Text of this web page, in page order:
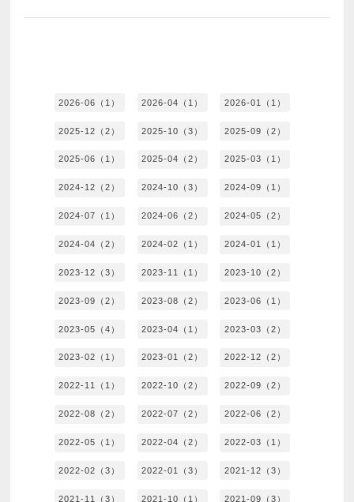
2026-06（1） 2026-04（1） 2026-01（1）
2025-12（2） 2025-10（3） 2025-09（2）
2025-06（1） 2025-04（2） 2025-03（1）
2024-12（2） 2024-10（3） 2024-09（1）
2024-07（1） 2024-06（2） 2024-05（2）
2024-04（2） 2024-02（1） 2024-01（1）
2023-12（3） 2023-11（1） 2023-10（2）
2023-09（2） 2023-08（2） 2023-06（1）
2023-05（4） 2023-04（1） 2023-03（2）
2023-02（1） 2023-01（2） 2022-12（2）
2022-11（1） 2022-10（2） 2022-09（2）
2022-08（2） 2022-07（2） 2022-06（2）
2022-05（1） 2022-04（2） 2022-03（1）
2022-02（3） 2022-01（3） 2021-12（3）
2021-11（3） 2021-10（1） 2021-09（3）